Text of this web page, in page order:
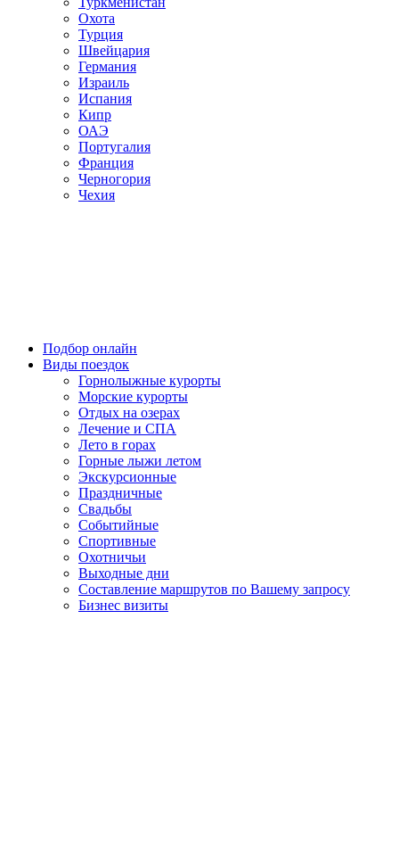
Охота
Турция
Швейцария
Германия
Израиль
Испания
Кипр
ОАЭ
Португалия
Франция
Черногория
Чехия
Подбор онлайн
Виды поездок
Горнолыжные курорты
Морские курорты
Отдых на озерах
Лечение и СПА
Лето в горах
Горные лыжи летом
Экскурсионные
Праздничные
Свадьбы
Событийные
Спортивные
Охотничьи
Выходные дни
Составление маршрутов по Вашему запросу
Бизнес визиты